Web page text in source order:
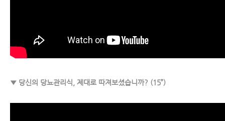
▼ 당신의 당뇨관리식, 제대로 따져보셨습니까? (15”)